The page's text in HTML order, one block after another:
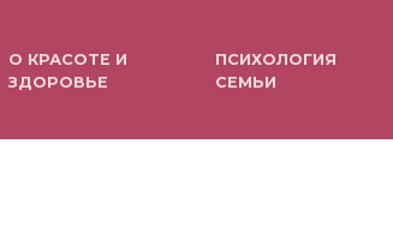
О КРАСОТЕ И
ЗДОРОВЬЕ
ПСИХОЛОГИЯ
СЕМЬИ